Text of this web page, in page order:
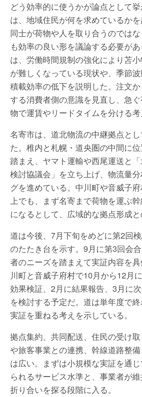
どう効率的に使うかが論点として
は、地域住民が何を求めているか
同士が荷物や人を取り合うのでは
も効率の良い形を議論する必要が
は、労働時間規制の強化により苫
が難しくなっている現状や、季節波
積載効率の低下を説明した。注文
する消費者側の意識を見直し、急
物で運賃やリードタイムを分ける考
名寄市は、道北物流の中継拠点と
た。稚内と札幌・道央圏の中間に
踏まえ、ヤマト運輸や西尾運送と
検討協議会」を立ち上げ、物流量
グを進めている。中川町や音威子
上でも、まず名寄まで荷物を運ぶ
になるとして、広域的な拠点形成と
道は今後、7月下旬をめどに第2回
のたたき台を示す。9月に第3回会
者のニーズを踏まえて実証内容を
川町と音威子府村で10月から12月
効果検証、2月に結果報告、3月に
を検討する予定だ。道は単年度で
実証を重ねる考えを示している。
拠点集約、共同配送、住民の受け
や旅客事業との連携、幹線道路整
は広い。まずは小規模な実証を通
られるサービス水準と、事業者が
折り合いを探る段階に入る。